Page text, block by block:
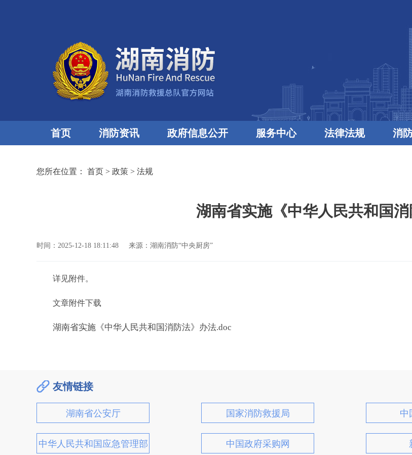
首页 消防资讯 政府信息公开 服务中心 法律法规 消
您所在位置： 首页 > 政策 > 法规
湖南省实施《中华人民共和国
时间：2025-12-18 18:11:48 来源：湖南消防“中央厨房”
详见附件。
文章附件下载
湖南省实施《中华人民共和国消防法》办法.doc
友情链接
湖南省公安厅 国家消防救援局 中
中华人民共和国应急管理部 中国政府采购网